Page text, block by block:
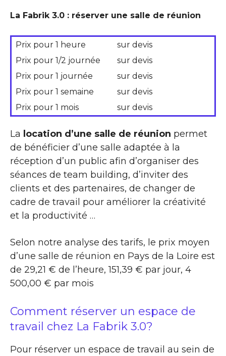
La Fabrik 3.0 : réserver une salle de réunion
Prix pour 1 heure
sur devis
Prix pour 1/2 journée
sur devis
Prix pour 1 journée
sur devis
Prix pour 1 semaine
sur devis
Prix pour 1 mois
sur devis
La location d’une salle de réunion permet
de bénéficier d’une salle adaptée à la
réception d’un public afin d’organiser des
séances de team building, d’inviter des
clients et des partenaires, de changer de
cadre de travail pour améliorer la créativité
et la productivité …
Selon notre analyse des tarifs, le prix moyen
d’une salle de réunion en Pays de la Loire est
de 29,21 € de l’heure, 151,39 € par jour, 4
500,00 € par mois
Comment réserver un espace de
travail chez La Fabrik 3.0?
Pour réserver un espace de travail au sein de